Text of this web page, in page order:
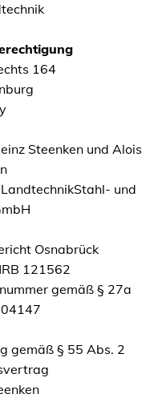
164
Steenken und Alois
und
Osnabrück
121562
gemäß § 27a
gemäß § 55 Abs. 2